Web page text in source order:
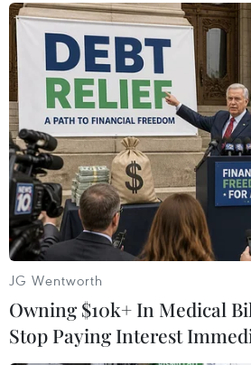
Theo dõi VietnamPlus
TIN CÙNG CHUYÊN MỤC
Naver và NVIDIA tăng tốc xây
“Nhà máy AI,” hướng tới doanh
APIE Camp 2026: Kết nối sinh
JG Wentworth
Owning $10k+ In Medical
Stop Paying Interest